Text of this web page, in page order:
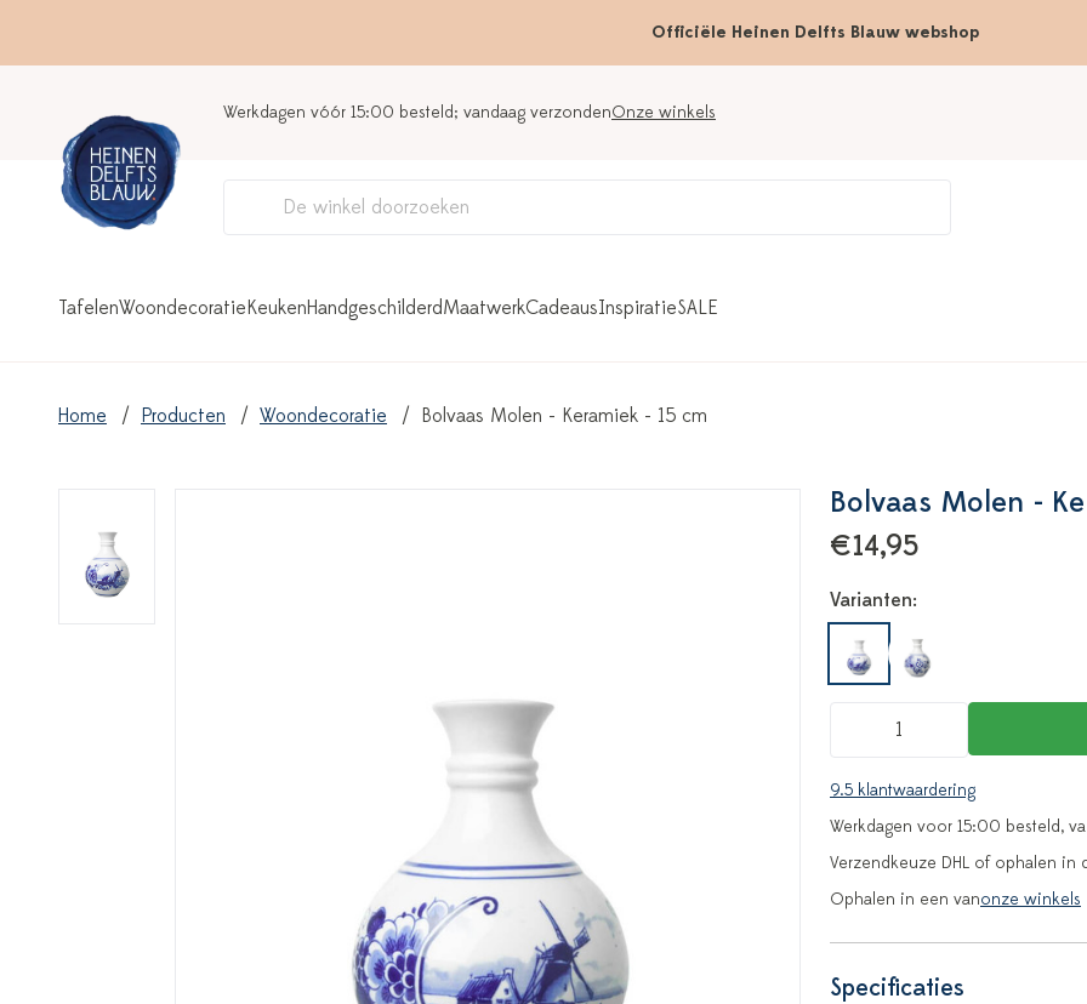
Officiële Heinen Delfts Blauw webshop
Werkdagen vóór 15:00 besteld; vandaag verzondenOnze winkels
TafelenWoondecoratieKeukenHandgeschilderdMaatwerkCadeausInspiratieSALE
Home Producten Woondecoratie Bolvaas Molen - Keramiek - 15 cm
Bolvaas Molen -
€14,95
Varianten:
9.5 klantwaardering
Werkdagen voor 15:00 besteld,
Verzendkeuze DHL of ophalen in
Ophalen in een vanonze winkels
Specificaties